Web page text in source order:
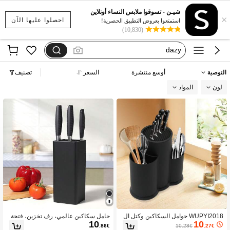
احصلوا عليها الآن ×
شيـن - تسوقوا ملابس النساء أونلاين
استمتعوا بعروض التطبيق الحصرية!
(10,830)
فستان يخفي الكرش
dazy
فستان اكمام طويله
التوصية أوسع منتشرة السعر تصنيف
لون المواد
WUPYI2018 حوامل السكاكين وكتل ال
سكاكين10 .27€
10.28€
حامل سكاكين عالمي، رف تخزين، فتحة
سكين فارغة، تصميم فتحات متعدد الاست
10.86€